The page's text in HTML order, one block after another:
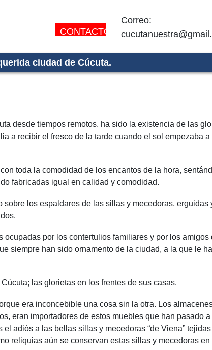
CONTACTO:
Correo:
ciudad de Cúcuta.
desde tiempos remotos, ha sido la existencia de las
a recibir el fresco de la tarde cuando el sol empezaba a
toda la comodidad de los encantos de la hora,
fabricadas igual en calidad y comodidad.
los espaldares de las sillas y mecedoras, erguidas
por los contertulios familiares y por los
siempre han sido ornamento de la ciudad, a la que le
las glorietas en los frentes de sus casas.
era inconcebible una cosa sin la otra. Los
eran importadores de estos muebles que han pasado
adiós a las bellas sillas y mecedoras “de Viena”
reliquias aún se conservan estas sillas y mecedoras